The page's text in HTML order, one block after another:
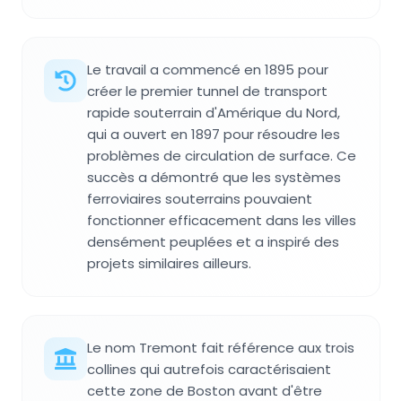
Le travail a commencé en 1895 pour
créer le premier tunnel de transport
rapide souterrain d'Amérique du Nord,
qui a ouvert en 1897 pour résoudre les
problèmes de circulation de surface. Ce
succès a démontré que les systèmes
ferroviaires souterrains pouvaient
fonctionner efficacement dans les villes
densément peuplées et a inspiré des
projets similaires ailleurs.
Le nom Tremont fait référence aux trois
collines qui autrefois caractérisaient
cette zone de Boston avant d'être